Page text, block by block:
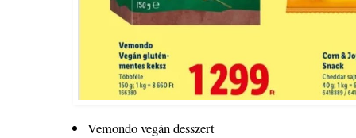
Vemondo vegán desszert